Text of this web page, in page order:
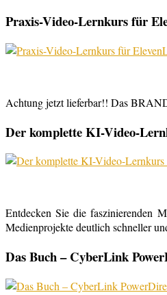
Praxis-Video-Lernkurs für
Achtung jetzt lieferbar!! Das
Der komplette KI-Video-
Entdecken Sie die faszinierenden
Medienprojekte deutlich schneller
Das Buch – CyberLink